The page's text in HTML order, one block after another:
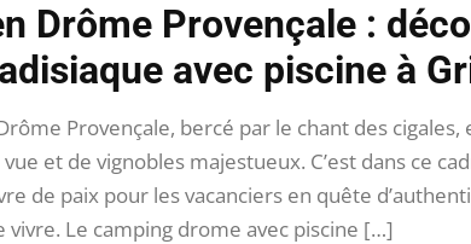
Drôme Provençale :
avec piscine à
Provençale, bercé par le chant des cigales,
et de vignobles majestueux. C’est dans ce
de paix pour les vacanciers en quête
vivre. Le camping drome avec piscine […]